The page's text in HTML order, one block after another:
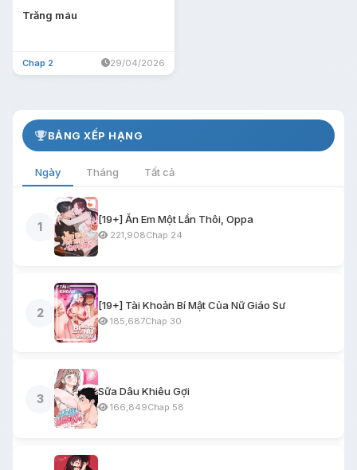
Trăng máu
Chap 2 29/04/2026
BẢNG XẾP HẠNG
Ngày Tháng Tất cả
1
[19+] Ăn Em Một Lần Thôi, Oppa
221,908Chap 24
2
[19+] Tài Khoản Bí Mật Của Nữ Giáo Sư
185,687Chap 30
3
Sữa Dâu Khiêu Gợi
166,849Chap 58